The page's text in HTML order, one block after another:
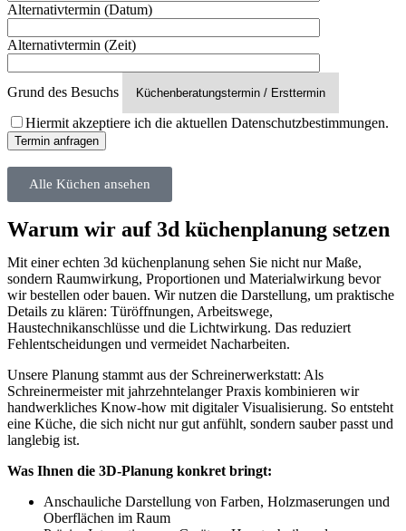
Alternativtermin (Datum)
Alternativtermin (Zeit)
Grund des Besuchs
Hiermit akzeptiere ich die aktuellen Datenschutzbestimmungen.
Alle Küchen ansehen
Warum wir auf 3d küchenplanung setzen
Mit einer echten 3d küchenplanung sehen Sie nicht nur Maße,
sondern Raumwirkung, Proportionen und Materialwirkung bevor
wir bestellen oder bauen. Wir nutzen die Darstellung, um praktische
Details zu klären: Türöffnungen, Arbeitswege,
Haustechnikanschlüsse und die Lichtwirkung. Das reduziert
Fehlentscheidungen und vermeidet Nacharbeiten.
Unsere Planung stammt aus der Schreinerwerkstatt: Als
Schreinermeister mit jahrzehntelanger Praxis kombinieren wir
handwerkliches Know‑how mit digitaler Visualisierung. So entsteht
eine Küche, die sich nicht nur gut anfühlt, sondern sauber passt und
langlebig ist.
Was Ihnen die 3D‑Planung konkret bringt:
Anschauliche Darstellung von Farben, Holzmaserungen und
Oberflächen im Raum